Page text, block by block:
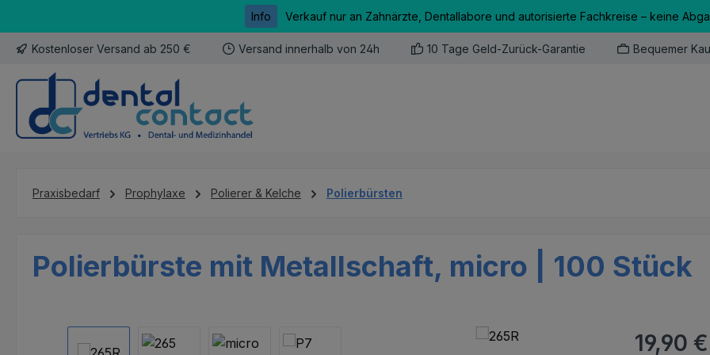
Info Verkauf nur an Zahnärzte, Dentallabore und autorisierte Fachkreise – keine
Kostenloser Versand ab 250 € Versand innerhalb von 24h 10 Tage Geld-Zurück-Garantie Bequemer
Praxisbedarf Prophylaxe Polierer & Kelche Polierbürsten
Polierbürste mit Metallschaft, micro | 100 Stück
Bildergalerie überspringen Regulärer
19,90 €